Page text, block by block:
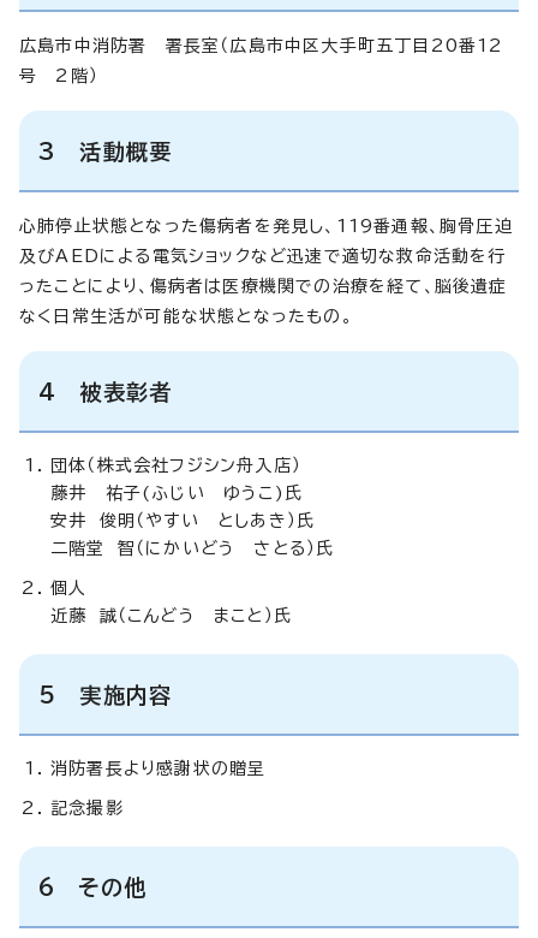
広島市中消防署 署長室（広島市中区大手町五丁目20番12
号 2階）
3 活動概要
心肺停止状態となった傷病者を発見し、119番通報、胸骨圧迫
及びAEDによる電気ショックなど迅速で適切な救命活動を行
ったことにより、傷病者は医療機関での治療を経て、脳後遺症
なく日常生活が可能な状態となったもの。
4 被表彰者
団体（株式会社フジシン舟入店）
藤井 祐子(ふじい ゆうこ)氏
安井 俊明（やすい としあき）氏
二階堂 智（にかいどう さとる）氏
個人
近藤 誠（こんどう まこと）氏
5 実施内容
消防署長より感謝状の贈呈
記念撮影
6 その他